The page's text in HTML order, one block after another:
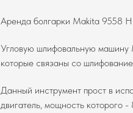
Аренда болгарки Makita 9558
Угловую шлифовальную машину
которые связаны со
Данный инструмент прост в
двигатель, мощность которого